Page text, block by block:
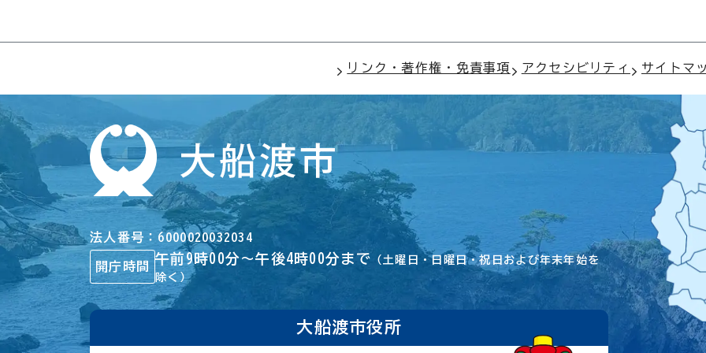
リンク・著作権・免責事項 アクセシビリティ サイトマ
法人番号 6000020032034
開庁時間
午前9時00分～午後4時00分まで （土曜日・日曜日・祝日および年末年始を
除く）
大船渡市役所